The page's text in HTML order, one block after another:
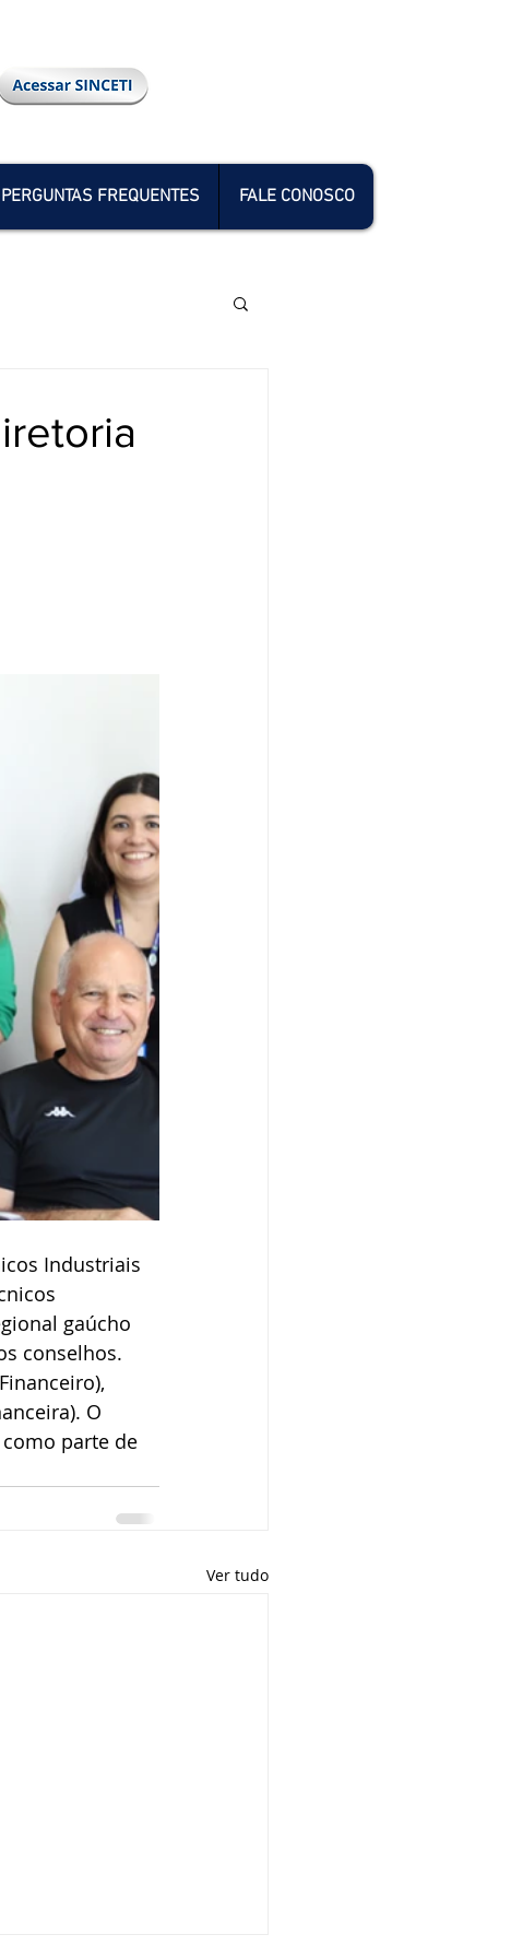
PERGUNTAS FREQUENTES FALE CONOSCO
Industriais
gaúcho
conselhos.
O
parte de
Ver tudo